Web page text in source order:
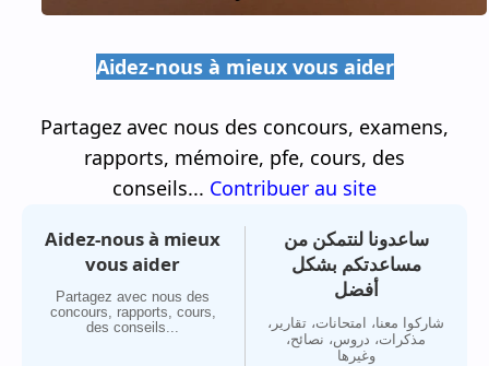
Aidez-nous à mieux vous aider
Partagez avec nous des concours, examens,
rapports, mémoire, pfe, cours, des
conseils... Contribuer au site
Aidez-nous à mieux
vous aider
Partagez avec nous des
concours, rapports, cours,
des conseils...
ساعدونا لنتمكن من
مساعدتكم بشكل
أفضل
شاركوا معنا، امتحانات، تقارير،
مذكرات، دروس، نصائح،
وغيرها